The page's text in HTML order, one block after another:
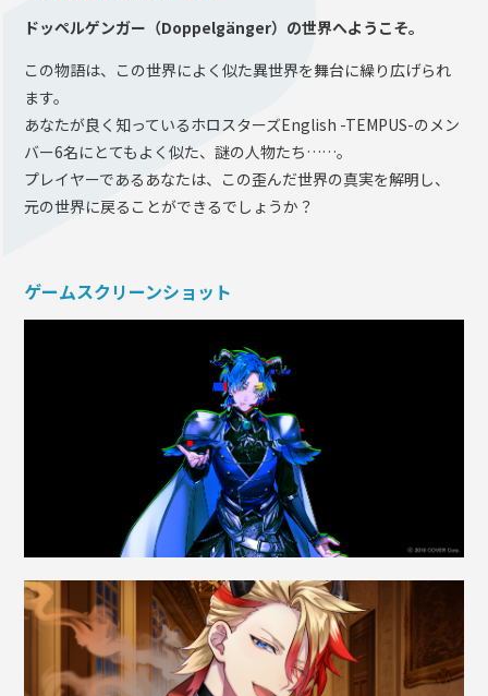
ドッペルゲンガー（Doppelgänger）の世界へようこそ。
この物語は、この世界によく似た異世界を舞台に繰り広げられ
ます。
あなたが良く知っているホロスターズEnglish -TEMPUS-のメン
バー6名にとてもよく似た、謎の人物たち……。
プレイヤーであるあなたは、この歪んだ世界の真実を解明し、
元の世界に戻ることができるでしょうか？
ゲームスクリーンショット